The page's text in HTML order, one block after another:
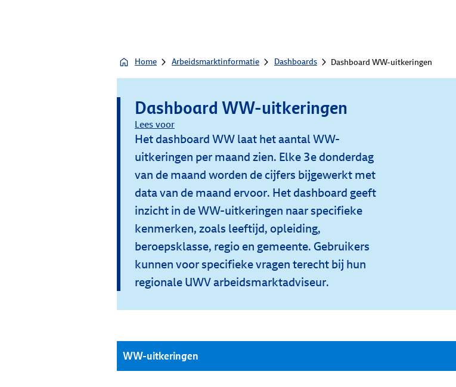
Home Arbeidsmarktinformatie Dashboards Dashboard WW-uitkeringen
Dashboard WW-uitkeringen
Lees voor
Het dashboard WW laat het aantal WW-
uitkeringen per maand zien. Elke 3e donderdag
van de maand worden de cijfers bijgewerkt met
data van de maand ervoor. Het dashboard geeft
inzicht in de WW-uitkeringen naar specifieke
kenmerken, zoals leeftijd, opleiding,
beroepsklasse, regio en gemeente. Gebruikers
kunnen voor specifieke vragen terecht bij hun
regionale UWV arbeidsmarktadviseur.
WW-uitkeringen